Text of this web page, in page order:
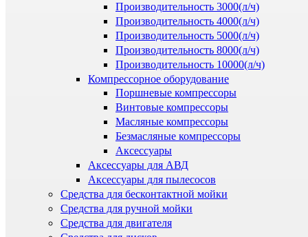
Производительность 3000(л/ч)
Производительность 4000(л/ч)
Производительность 5000(л/ч)
Производительность 8000(л/ч)
Производительность 10000(л/ч)
Компрессорное оборудование
Поршневые компрессоры
Винтовые компрессоры
Масляные компрессоры
Безмасляные компрессоры
Аксессуары
Аксессуары для АВД
Аксессуары для пылесосов
Средства для бесконтактной мойки
Средства для ручной мойки
Средства для двигателя